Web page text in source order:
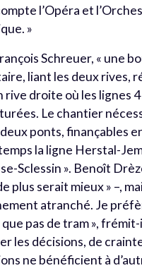
l’Opéra et
»
Schreuer, « une
liant les deux rives,
rive droite où les lignes
Le chantier
ponts, finançables
la ligne Herstal-
Sclessin ». Benoît
plus serait mieux » –,
atranché. Je
pas de tram », frémit-
les décisions, de
ne bénéficient à